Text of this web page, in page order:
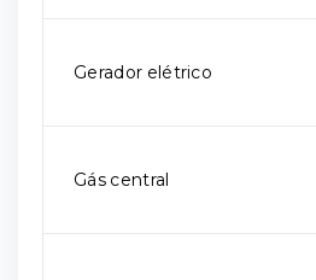
Gerador elétrico
Gás central